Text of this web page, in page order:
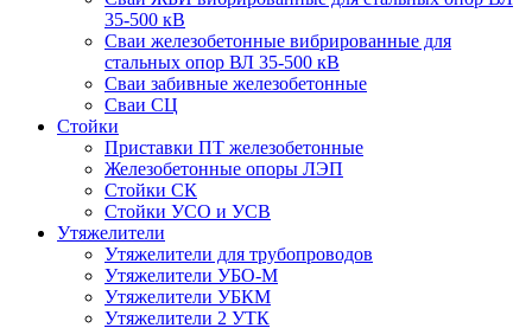
35-500 кВ
Сваи железобетонные вибрированные для
стальных опор ВЛ 35-500 кВ
Сваи забивные железобетонные
Сваи СЦ
Стойки
Приставки ПТ железобетонные
Железобетонные опоры ЛЭП
Стойки СК
Стойки УСО и УСВ
Утяжелители
Утяжелители для трубопроводов
Утяжелители УБО-М
Утяжелители УБКМ
Утяжелители 2 УТК